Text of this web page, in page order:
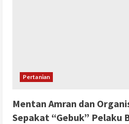
Pertanian
Mentan Amran dan
Sepakat “Gebuk” Pelaku